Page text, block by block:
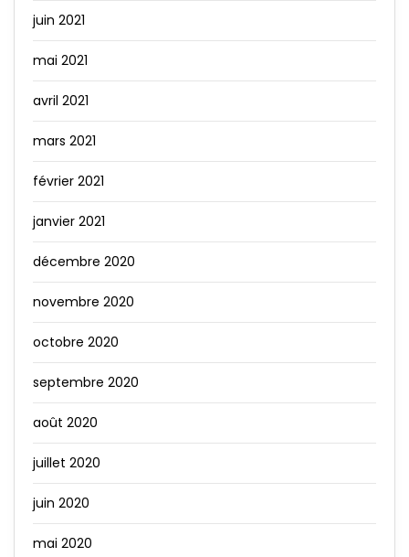
juin 2021
mai 2021
avril 2021
mars 2021
février 2021
janvier 2021
décembre 2020
novembre 2020
octobre 2020
septembre 2020
août 2020
juillet 2020
juin 2020
mai 2020